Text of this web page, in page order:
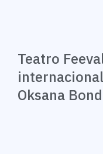
Teatro
Oksana